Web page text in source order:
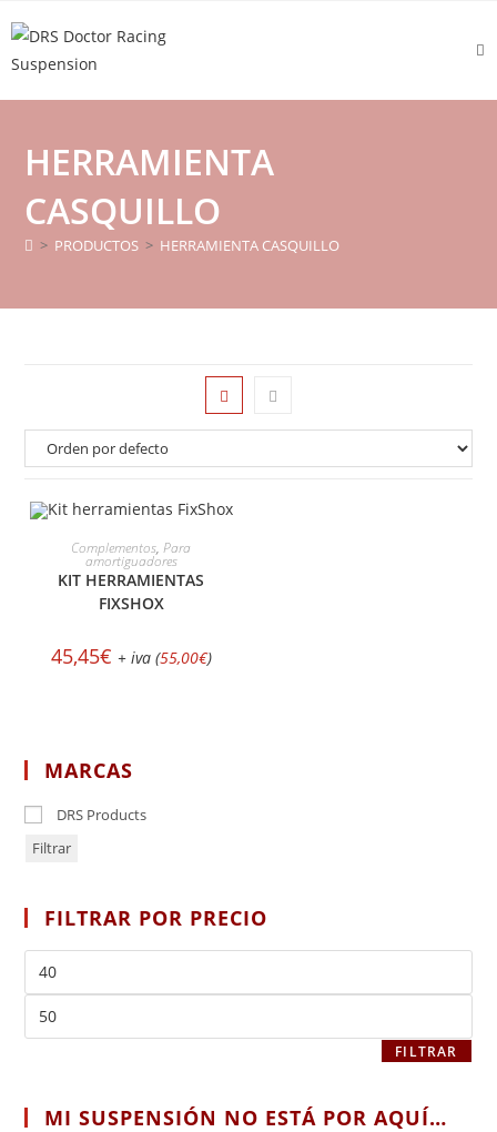
HERRAMIENTA
CASQUILLO
> PRODUCTOS > HERRAMIENTA CASQUILLO
AÑADIR AL CARRITO
Complementos,Para
amortiguadores
KIT HERRAMIENTAS
FIXSHOX
45,45€ + iva (55,00€)
MARCAS
DRS Products
Filtrar
FILTRAR POR PRECIO
FILTRAR
MI SUSPENSIÓN NO ESTÁ POR AQUÍ…